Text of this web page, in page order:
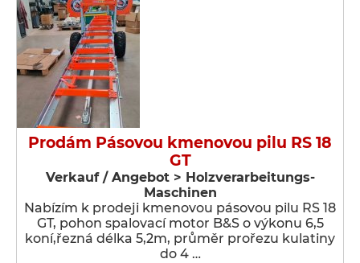
Prodám Pásovou kmenovou pilu RS 18
GT
Verkauf / Angebot > Holzverarbeitungs-
Maschinen
Nabízím k prodeji kmenovou pásovou pilu RS 18
GT, pohon spalovací motor B&S o výkonu 6,5
koní,řezná délka 5,2m, průměr prořezu kulatiny
do 4 …